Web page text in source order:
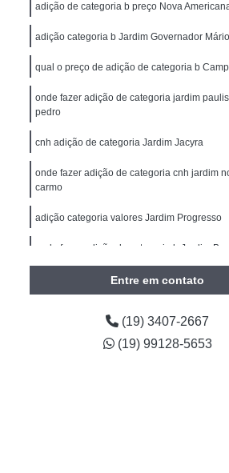
de Habilitação Cassada e
Cnh Cassada Cidade Jardim II
Reabilitação
Cnh Suspensa e
e Vencida
Cnh Primeira
de Motorista
Habilitação Carro Americana
II
Primeira Habilitação Carro e
Primeira Habilitação Categoria B
Habilitação Moto
Reciclagem Cnh Cidade Jardim II
de Habilitação
Reciclagem
Condutor Infrator
adição de categoria b preço Nova
adição categoria b Jardim Governador Mário
qual o preço de adição de categoria b
onde fazer adição de categoria jardim
pedro
cnh adição de categoria Jardim Jacyra
onde fazer adição de categoria cnh jardim
carmo
adição categoria valores Jardim Progresso
onde fazer adição de categoria b Jardim
Entre em contato
(19) 3407-2667
(19) 99128-5653